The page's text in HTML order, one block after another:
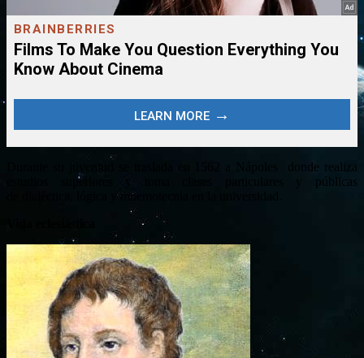
Durante su juventud se traslada en 1562 a Nápoles donde realiza
estudios superiores y toma clases particulares y públicas
de dialéctica, lógica y mnemotecnia en la universidad.